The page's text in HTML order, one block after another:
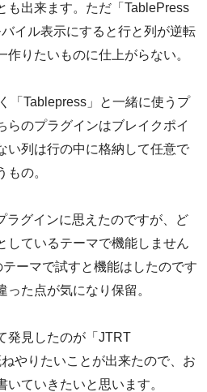
も出来ます。ただ「TablePress
イル表示にすると行と列が逆転
作りたいものに仕上がらない。
「Tablepress」と一緒に使うプ
らのプラグインはブレイクポイ
い列は行の中に格納して任意で
もの。
ラグインに思えたのですが、ど
しているテーマで機能しません
ーマで試すと機能はしたのです
た点が気になり保留。
発見したのが「JTRT
やりたいことが出来たので、お
ていきたいと思います。